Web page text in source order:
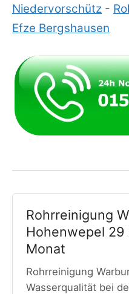
Niedervorschütz -
Efze Bergshausen
Rohrreinigung
Hohenwepel 29
Monat
Rohrreinigung
Wasserqualität bei